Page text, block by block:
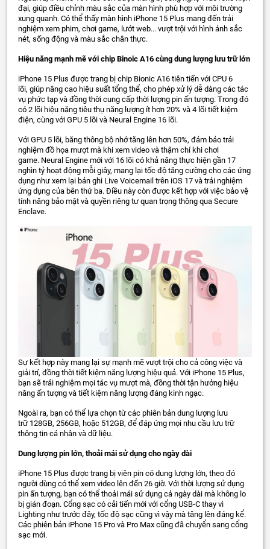
đại, giúp điều chỉnh màu sắc của màn hình phù hợp với môi trường
xung quanh. Có thể thấy màn hình iPhone 15 Plus mang đến trải
nghiệm xem phim, chơi game, lướt web... vượt trội với hình ảnh sắc
nét, sống động và màu sắc chân thực.
Hiệu năng mạnh mẽ với chip Binoic A16 cùng dung lượng lưu trữ lớn
iPhone 15 Plus được trang bị chip Bionic A16 tiên tiến với CPU 6
lõi, giúp nâng cao hiệu suất tổng thể, cho phép xử lý dễ dàng các tác
vụ phức tạp và đồng thời cung cấp thời lượng pin ấn tượng. Trong đó
có 2 lõi hiệu năng tiêu thụ năng lượng ít hơn 20% và 4 lõi tiết kiệm
điện, cùng với GPU 5 lõi và Neural Engine 16 lõi.
Với GPU 5 lõi, băng thông bộ nhớ tăng lên hơn 50%, đảm bảo trải
nghiệm đồ họa mượt mà khi xem video và thậm chí khi chơi
game. Neural Engine mới với 16 lõi có khả năng thực hiện gần 17
nghìn tỷ hoạt động mỗi giây, mang lại tốc độ tăng cường cho các ứng
dụng như xem lại bản ghi Live Voicemail trên iOS 17 và trải nghiệm
ứng dụng của bên thứ ba. Điều này còn được kết hợp với việc bảo vệ
tính năng bảo mật và quyền riêng tư quan trọng thông qua Secure
Enclave.
Sự kết hợp này mang lại sự mạnh mẽ vượt trội cho cả công việc và
giải trí, đồng thời tiết kiệm năng lượng hiệu quả. Với iPhone 15 Plus,
bạn sẽ trải nghiệm mọi tác vụ mượt mà, đồng thời tận hưởng hiệu
năng ấn tượng và tiết kiệm năng lượng đáng kinh ngạc.
Ngoài ra, bạn có thể lựa chọn từ các phiên bản dung lượng lưu
trữ 128GB, 256GB, hoặc 512GB, để đáp ứng mọi nhu cầu lưu trữ
thông tin cá nhân và dữ liệu.
Dung lượng pin lớn, thoải mái sử dụng cho ngày dài
iPhone 15 Plus được trang bị viên pin có dung lượng lớn, theo đó
người dùng có thể xem video lên đến 26 giờ. Với thời lượng sử dụng
pin ấn tượng, bạn có thể thoải mái sử dụng cả ngày dài mà không lo
bị gián đoạn. Cổng sạc có cải tiến mới với cổng USB-C thay vì
Lighting như trước đây, tốc độ sạc cũng vì vậy mà tăng lên đáng kể.
Các phiên bản iPhone 15 Pro và Pro Max cũng đã chuyển sang cổng
sạc mới.